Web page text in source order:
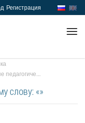
Регистрация
слову: «»